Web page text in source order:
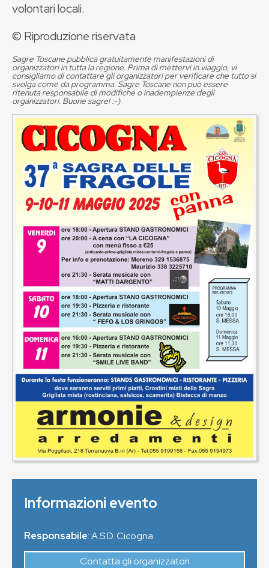
volontari locali.
© Riproduzione riservata
Sagre Toscane pubblica gratuitamente manifestazioni di
organizzatori in tutta la regione. Prima di mettervi in viaggio, vi
consigliamo di contattare gli organizzatori per verificare che tutto si
svolga come da programma. Sagre Toscane non può essere
ritenuta responsabile di modifiche o inadempienze degli
organizzatori. Buone sagre! :-)
Informazioni evento
Responsabile: A.S.D. Cicogna
Contatta gli organizzatori